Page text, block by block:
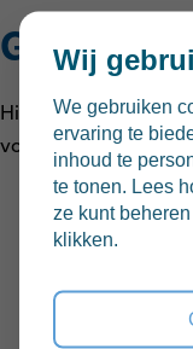
Google
Hieronder vind je
voor alle klassen.
Wij
We gebruiken
ervaring te
inhoud te
te tonen. Lees
ze kunt
klikken.